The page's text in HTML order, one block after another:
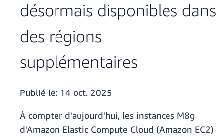
désormais disponibles dans
des régions
supplémentaires
Publié le: 14 oct. 2025
À compter d'aujourd'hui, les instances M8g
d'Amazon Elastic Compute Cloud (Amazon EC2)